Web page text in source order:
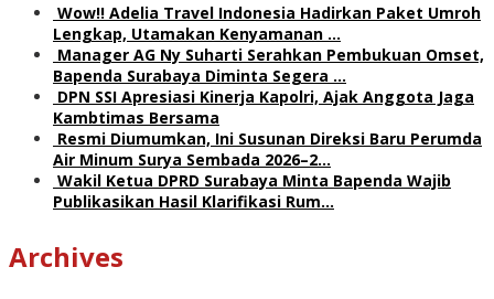
Wow!! Adelia Travel Indonesia Hadirkan Paket Umroh
Lengkap, Utamakan Kenyamanan …
Manager AG Ny Suharti Serahkan Pembukuan Omset,
Bapenda Surabaya Diminta Segera …
DPN SSI Apresiasi Kinerja Kapolri, Ajak Anggota Jaga
Kambtimas Bersama
Resmi Diumumkan, Ini Susunan Direksi Baru Perumda
Air Minum Surya Sembada 2026–2…
Wakil Ketua DPRD Surabaya Minta Bapenda Wajib
Publikasikan Hasil Klarifikasi Rum…
Archives